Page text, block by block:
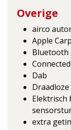
Overige
airco
Apple
Bluetooth
Dab
Elektrisch
extra